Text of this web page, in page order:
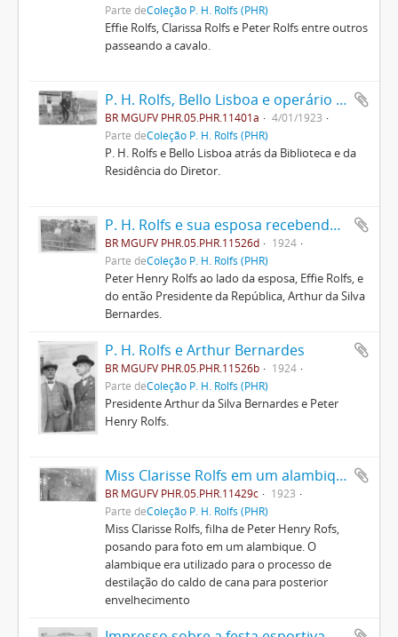
Parte deColeção P. H. Rolfs (PHR)
Effie Rolfs, Clarissa Rolfs e Peter Rolfs entre outros
passeando a cavalo.
P. H. Rolfs, Bello Lisboa e operário da ESAV
BR MGUFV PHR.05.PHR.11401a
4/01/1923
Parte deColeção P. H. Rolfs (PHR)
P. H. Rolfs e Bello Lisboa atrás da Biblioteca e da
Residência do Diretor.
P. H. Rolfs e sua esposa recebendo Arthur Bernardes
BR MGUFV PHR.05.PHR.11526d
1924
Parte deColeção P. H. Rolfs (PHR)
Peter Henry Rolfs ao lado da esposa, Effie Rolfs, e
do então Presidente da República, Arthur da Silva
Bernardes.
P. H. Rolfs e Arthur Bernardes
BR MGUFV PHR.05.PHR.11526b
1924
Parte deColeção P. H. Rolfs (PHR)
Presidente Arthur da Silva Bernardes e Peter
Henry Rolfs.
Miss Clarisse Rolfs em um alambique
BR MGUFV PHR.05.PHR.11429c
1923
Parte deColeção P. H. Rolfs (PHR)
Miss Clarisse Rolfs, filha de Peter Henry Rofs,
posando para foto em um alambique. O
alambique era utilizado para o processo de
destilação do caldo de cana para posterior
envelhecimento